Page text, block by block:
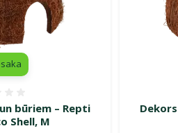
būriem – Repti
Shell, M